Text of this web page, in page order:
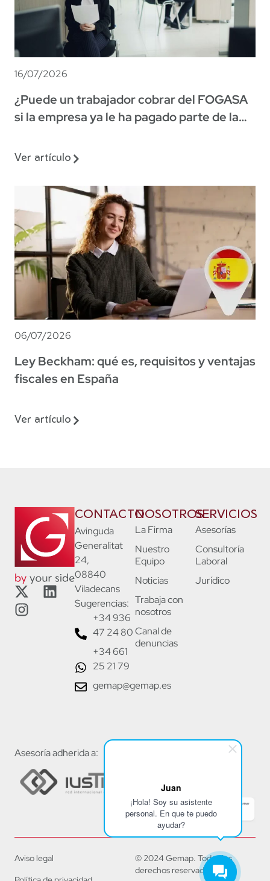
Juan
¡Hola! Soy su asistente
personal. En que te puedo
ayudar?
16/07/2026
¿Puede un trabajador cobrar del FOGASA
si la empresa ya le ha pagado parte de la
Ver artículo
06/07/2026
Ley Beckham: qué es, requisitos y ventajas
fiscales en España
Ver artículo
NOSOTROS
La Firma
Nuestro
Equipo
Noticias
Trabaja con
nosotros
Canal de
denuncias
SERVICIOS
Asesorías
Consultoría
Laboral
Jurídico
CONTACTO
Avinguda
Generalitat
24,
08840
Viladecans
Sugerencias:
+34 936
47 24 80
+34 661
25 21 79
gemap@gemap.es
Asesoría adherida a:
© 2024 Gemap. Todos los
derechos reservados.
Aviso legal